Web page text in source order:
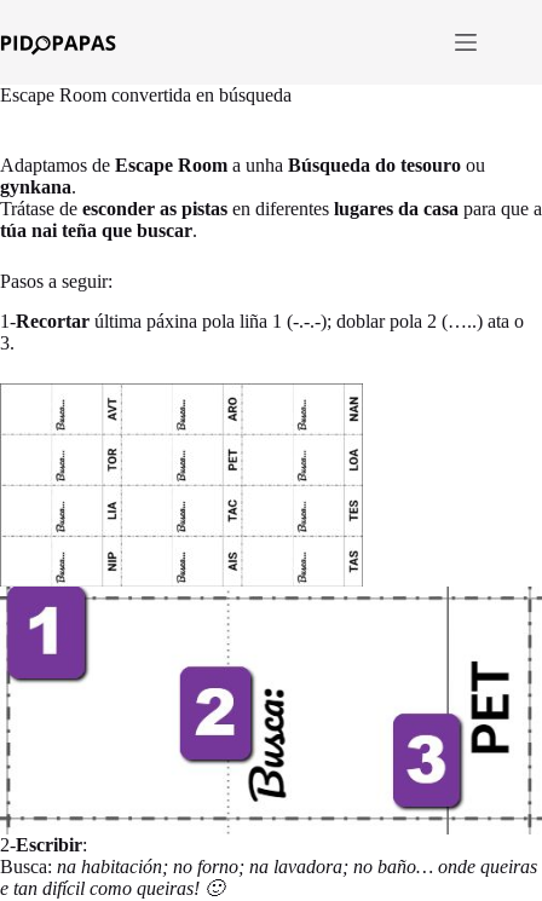
ao
contido
Escape Room convertida en búsqueda
Adaptamos de Escape Room a unha Búsqueda do tesouro ou
gynkana.
Trátase de esconder as pistas en diferentes lugares da casa para que a
túa nai teña que buscar.
Pasos a seguir:
1-Recortar última páxina pola liña 1 (-.-.-); doblar pola 2 (…..) ata o
3.
2-Escribir:
Busca: na habitación; no forno; na lavadora; no baño… onde queiras
e tan difícil como queiras! 🙂